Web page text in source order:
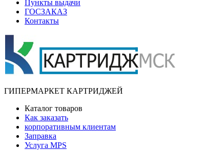
Пункты выдачи
ГОСЗАКАЗ
Контакты
ГИПЕРМАРКЕТ КАРТРИДЖЕЙ
Каталог товаров
Как заказать
корпоративным клиентам
Заправка
Услуга MPS